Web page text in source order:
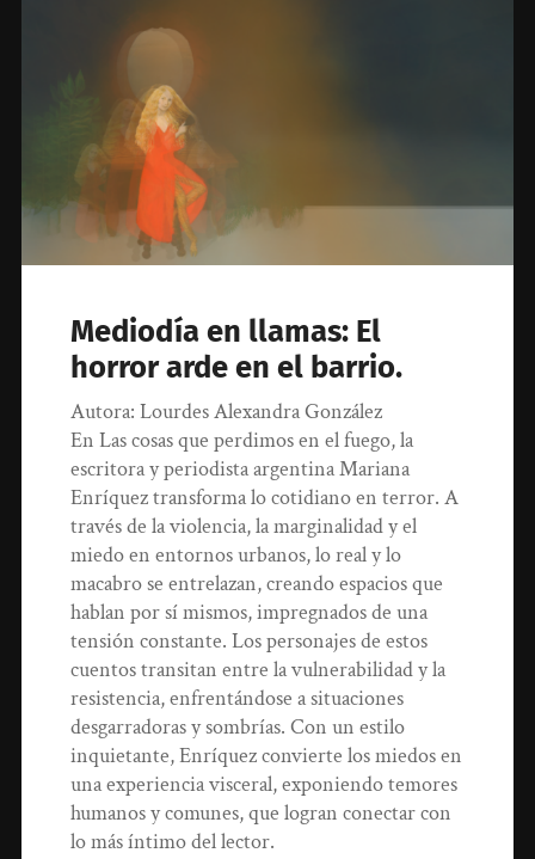
Mediodía en llamas: El
horror arde en el barrio.
Autora: Lourdes Alexandra González
En Las cosas que perdimos en el fuego, la
escritora y periodista argentina Mariana
Enríquez transforma lo cotidiano en terror. A
través de la violencia, la marginalidad y el
miedo en entornos urbanos, lo real y lo
macabro se entrelazan, creando espacios que
hablan por sí mismos, impregnados de una
tensión constante. Los personajes de estos
cuentos transitan entre la vulnerabilidad y la
resistencia, enfrentándose a situaciones
desgarradoras y sombrías. Con un estilo
inquietante, Enríquez convierte los miedos en
una experiencia visceral, exponiendo temores
humanos y comunes, que logran conectar con
lo más íntimo del lector.